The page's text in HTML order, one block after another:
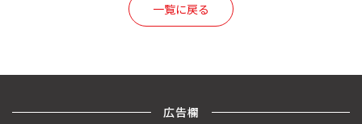
一覧に戻る
広告欄